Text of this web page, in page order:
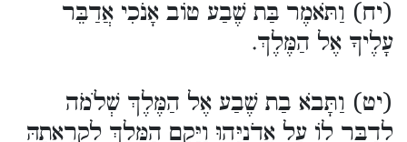
(יח) וַתֹּאמֶר בַּת שֶׁבַע טוֹב אָנֹכִי אֲדַבֵּר
עָלֶיךָ אֶל הַמֶּלֶךְ.
(יט) וַתָּבֹא בַת שֶׁבַע אֶל הַמֶּלֶךְ שְׁלֹמֹה
לְדַבֶּר לוֹ עַל אֲדֹנִיָּהוּ וַיָּקָם הַמֶּלֶךְ לִקְרָאתָהּ